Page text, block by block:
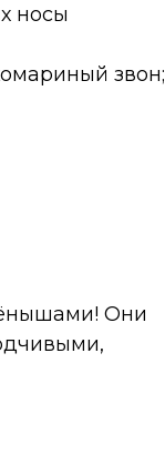
носы
звон;
Они